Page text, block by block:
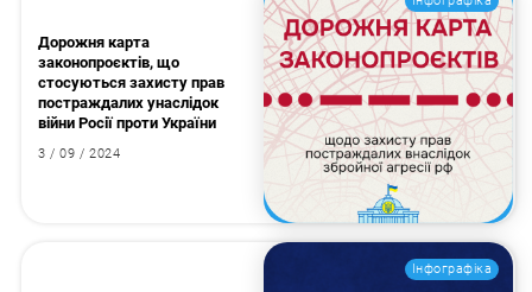
Дорожня карта
законопроєктів, що
стосуються захисту прав
постраждалих унаслідок
війни Росії проти України
3 / 09 / 2024
Інфографіка